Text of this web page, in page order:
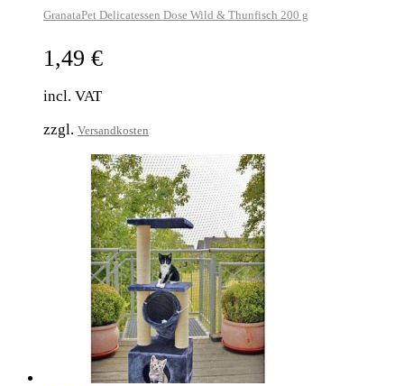
GranataPet Delicatessen Dose Wild & Thunfisch 200 g
1,49 €
incl. VAT
zzgl. Versandkosten